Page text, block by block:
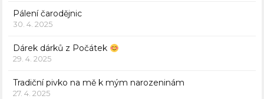
Pálení čarodějnic
30. 4. 2025
Dárek dárků z Počátek
29. 4. 2025
Tradiční pivko na mě k mým narozeninám
27. 4. 2025